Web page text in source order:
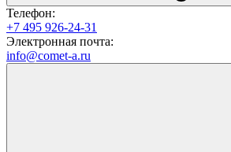
Телефон:
+7 495 926-24-31
Электронная почта:
info@comet-a.ru